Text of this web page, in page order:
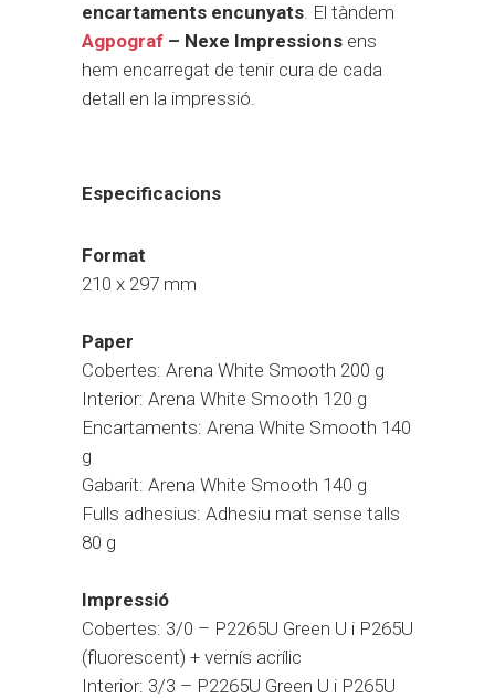
encartaments encunyats. El tàndem
Agpograf – Nexe Impressions ens
hem encarregat de tenir cura de cada
detall en la impressió.
Especificacions
Format
210 x 297 mm
Paper
Cobertes: Arena White Smooth 200 g
Interior: Arena White Smooth 120 g
Encartaments: Arena White Smooth 140
g
Gabarit: Arena White Smooth 140 g
Fulls adhesius: Adhesiu mat sense talls
80 g
Impressió
Cobertes: 3/0 – P2265U Green U i P265U
(fluorescent) + vernís acrílic
Interior: 3/3 – P2265U Green U i P265U